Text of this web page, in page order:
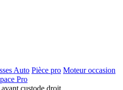
Auto Pièce pro Moteur occasion
Pro
custode droit